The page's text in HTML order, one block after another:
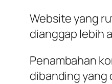
Website yang
dianggap lebih
Penambahan
dibanding yang